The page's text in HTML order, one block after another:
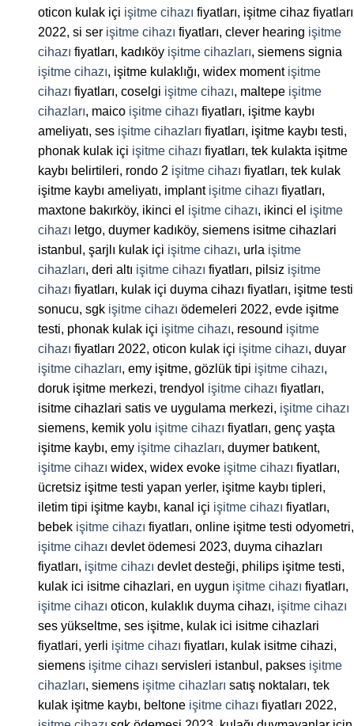
oticon kulak içi işitme cihazı fiyatları, işitme cihaz fiyatları
2022, si ser işitme cihazı fiyatları, clever hearing işitme
cihazı fiyatları, kadıköy işitme cihazları, siemens signia
işitme cihazı, işitme kulaklığı, widex moment işitme
cihazı fiyatları, coselgi işitme cihazı, maltepe işitme
cihazları, maico işitme cihazı fiyatları, işitme kaybı
ameliyatı, ses işitme cihazları fiyatları, işitme kaybı testi,
phonak kulak içi işitme cihazı fiyatları, tek kulakta işitme
kaybı belirtileri, rondo 2 işitme cihazı fiyatları, tek kulak
işitme kaybı ameliyatı, implant işitme cihazı fiyatları,
maxtone bakırköy, ikinci el işitme cihazı, ikinci el işitme
cihazı letgo, duymer kadıköy, siemens isitme cihazlari
istanbul, şarjlı kulak içi işitme cihazı, urla işitme
cihazları, deri altı işitme cihazı fiyatları, pilsiz işitme
cihazı fiyatları, kulak içi duyma cihazı fiyatları, işitme testi
sonucu, sgk işitme cihazı ödemeleri 2022, evde işitme
testi, phonak kulak içi işitme cihazı, resound işitme
cihazı fiyatları 2022, oticon kulak içi işitme cihazı, duyar
işitme cihazları, emy işitme, gözlük tipi işitme cihazı,
doruk işitme merkezi, trendyol işitme cihazı fiyatları,
isitme cihazlari satis ve uygulama merkezi, işitme cihazı
siemens, kemik yolu işitme cihazı fiyatları, genç yaşta
işitme kaybı, emy işitme cihazları, duymer batıkent,
işitme cihazı widex, widex evoke işitme cihazı fiyatları,
ücretsiz işitme testi yapan yerler, işitme kaybı tipleri,
iletim tipi işitme kaybı, kanal içi işitme cihazı fiyatları,
bebek işitme cihazı fiyatları, online işitme testi odyometri,
işitme cihazı devlet ödemesi 2023, duyma cihazları
fiyatları, işitme cihazı devlet desteği, philips işitme testi,
kulak ici isitme cihazlari, en uygun işitme cihazı fiyatları,
işitme cihazı oticon, kulaklık duyma cihazı, işitme cihazı
ses yükseltme, ses işitme, kulak ici isitme cihazlari
fiyatlari, yerli işitme cihazı fiyatları, kulak isitme cihazi,
siemens işitme cihazı servisleri istanbul, pakses işitme
cihazları, siemens işitme cihazları satış noktaları, tek
kulak işitme kaybı, beltone işitme cihazı fiyatları 2022,